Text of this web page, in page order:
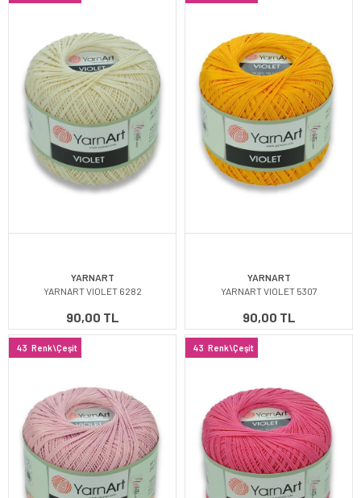
YARNART
YARNART VIOLET 6282
90,00 TL
YARNART
YARNART VIOLET 5307
90,00 TL
43 Renk\Çeşit 43 Renk\Çeşit